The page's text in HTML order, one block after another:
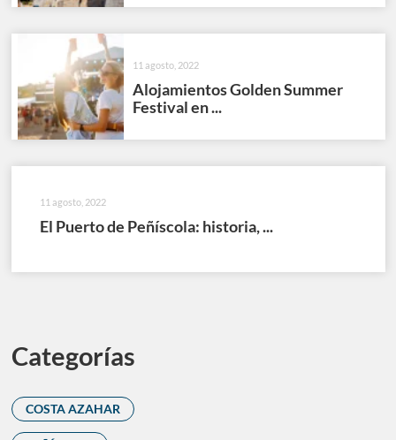
11 agosto, 2022
Alojamientos Golden Summer
Festival en ...
11 agosto, 2022
El Puerto de Peñíscola: historia, ...
Categorías
COSTA AZAHAR